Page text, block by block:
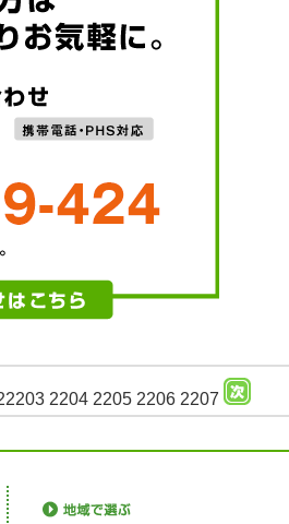
2203 2204 2205 2206 2207